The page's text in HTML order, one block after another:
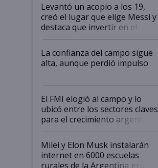
Levantó un acopio a los 19,
creó el lugar que elige Messi y
destaca que invertir en el
kirchnerismo era como "darle
plata a un hijo para droga":
Juan Félix Rossetti, el libertario
que de una dura crisis salió
de Milei
La confianza del campo sigue
alta, aunque perdió impulso
El FMI elogió al campo y lo
ubicó entre los sectores claves
para el crecimiento argentino
Milei y Elon Musk instalarán
internet en 6000 escuelas
rurales de la Argentina gracias